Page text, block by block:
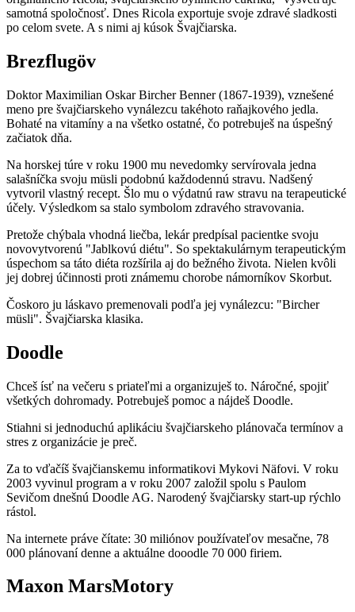
samotná spoločnosť. Dnes Ricola exportuje svoje zdravé sladkosti
po celom svete. A s nimi aj kúsok Švajčiarska.
Brezflugöv
Doktor Maximilian Oskar Bircher Benner (1867-1939), vznešené
meno pre švajčiarskeho vynálezcu takéhoto raňajkového jedla.
Bohaté na vitamíny a na všetko ostatné, čo potrebuješ na úspešný
začiatok dňa.
Na horskej túre v roku 1900 mu nevedomky servírovala jedna
salašníčka svoju müsli podobnú každodennú stravu. Nadšený
vytvoril vlastný recept. Šlo mu o výdatnú raw stravu na terapeutické
účely. Výsledkom sa stalo symbolom zdravého stravovania.
Pretože chýbala vhodná liečba, lekár predpísal pacientke svoju
novovytvorenú "Jablkovú diétu". So spektakulárnym terapeutickým
úspechom sa táto diéta rozšírila aj do bežného života. Nielen kvôli
jej dobrej účinnosti proti známemu chorobe námorníkov Skorbut.
Čoskoro ju láskavo premenovali podľa jej vynálezcu: "Bircher
müsli". Švajčiarska klasika.
Doodle
Chceš ísť na večeru s priateľmi a organizuješ to. Náročné, spojiť
všetkých dohromady. Potrebuješ pomoc a nájdeš Doodle.
Stiahni si jednoduchú aplikáciu švajčiarskeho plánovača termínov a
stres z organizácie je preč.
Za to vďačíš švajčianskemu informatikovi Mykovi Näfovi. V roku
2003 vyvinul program a v roku 2007 založil spolu s Paulom
Sevičom dnešnú Doodle AG. Narodený švajčiarsky start-up rýchlo
rástol.
Na internete práve čítate: 30 miliónov používateľov mesačne, 78
000 plánovaní denne a aktuálne dooodle 70 000 firiem.
Maxon MarsMotory